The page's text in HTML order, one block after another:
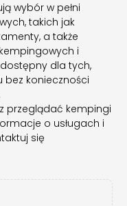
wybór w pełni
takich jak
a także
i
dla tych,
bez konieczności
przeglądać kempingi
o usługach i
się